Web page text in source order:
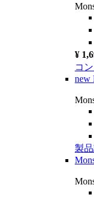
¥
コ
new
製